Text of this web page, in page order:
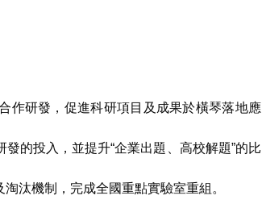
作研發，促進科研項目及成果於橫琴落地應
的投入，並提升“企業出題、高校解題”的比
汰機制，完成全國重點實驗室重組。